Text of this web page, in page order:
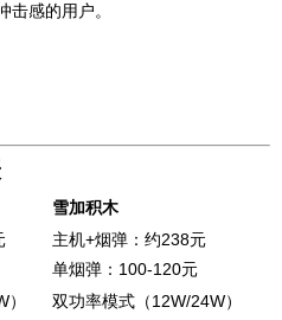
击感的用户。
雪加积木
主机+烟弹：约238元
单烟弹：100-120元
双功率模式（12W/24W）